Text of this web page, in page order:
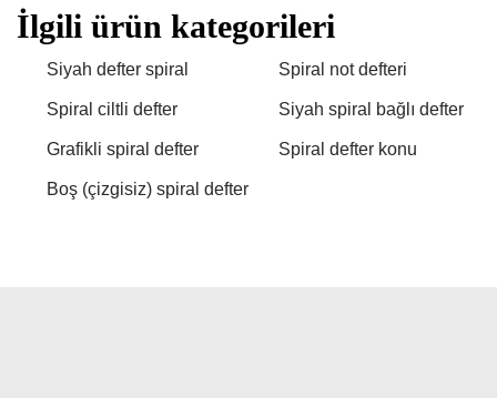
İlgili ürün kategorileri
Siyah defter spiral Spiral not defteri
Spiral ciltli defter Siyah spiral bağlı defter
Grafikli spiral defter Spiral defter konu
Boş (çizgisiz) spiral defter